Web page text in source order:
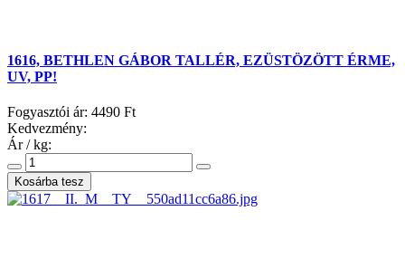
1616, BETHLEN GÁBOR TALLÉR, EZÜSTÖZÖTT ÉRME,
UV, PP!
Fogyasztói ár: 4490 Ft
Kedvezmény:
Ár / kg: